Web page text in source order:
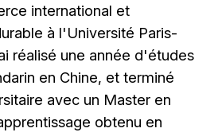
international et
à l'Université Paris-
réalisé une année d'études
en Chine, et terminé
avec un Master en
obtenu en